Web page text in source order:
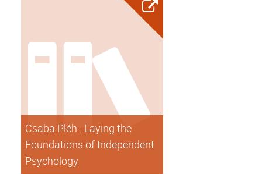
Csaba Pléh : Laying the
Foundations of Independent
Psychology